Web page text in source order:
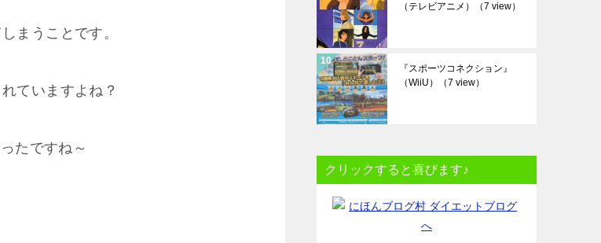
まうことです。
ていますよね？
たですね～
（テレビアニメ）
（7 view）
『スポーツコネクション』
（WiiU）
（7 view）
クリックすると喜びます♪